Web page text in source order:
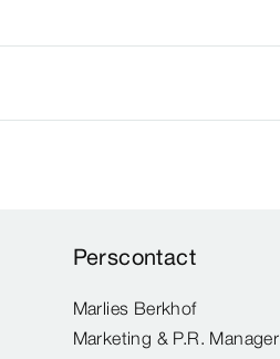
Perscontact
Marlies Berkhof
Marketing & P.R. Manager